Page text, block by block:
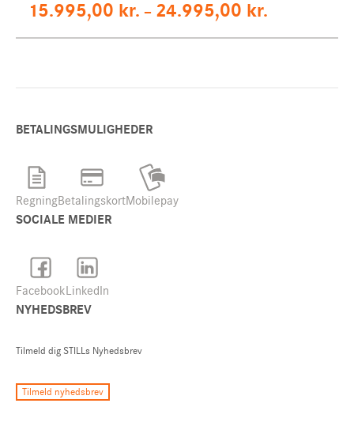
15.995,00 kr. – 24.995,00 kr.
BETALINGSMULIGHEDER
RegningBetalingskortMobilepay
SOCIALE MEDIER
FacebookLinkedIn
NYHEDSBREV
Tilmeld dig STILLs Nyhedsbrev
Tilmeld nyhedsbrev